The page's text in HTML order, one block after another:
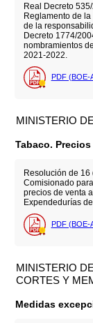
Real Decreto
Reglamento de
de la
Decreto 1774/
nombramientos
2021-2022.
PDF (BOE-
MINISTERIO
Tabaco. Precios
Resolución de
Comisionado
precios de venta
Expendedurías
PDF (BOE-
MINISTERIO
CORTES Y
Medidas